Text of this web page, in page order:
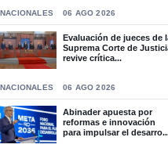
NACIONALES 06 AGO 2026
Evaluación de jueces de
Suprema Corte de
revive crítica...
NACIONALES 06 AGO 2026
Abinader apuesta por
reformas e innovación
para impulsar el